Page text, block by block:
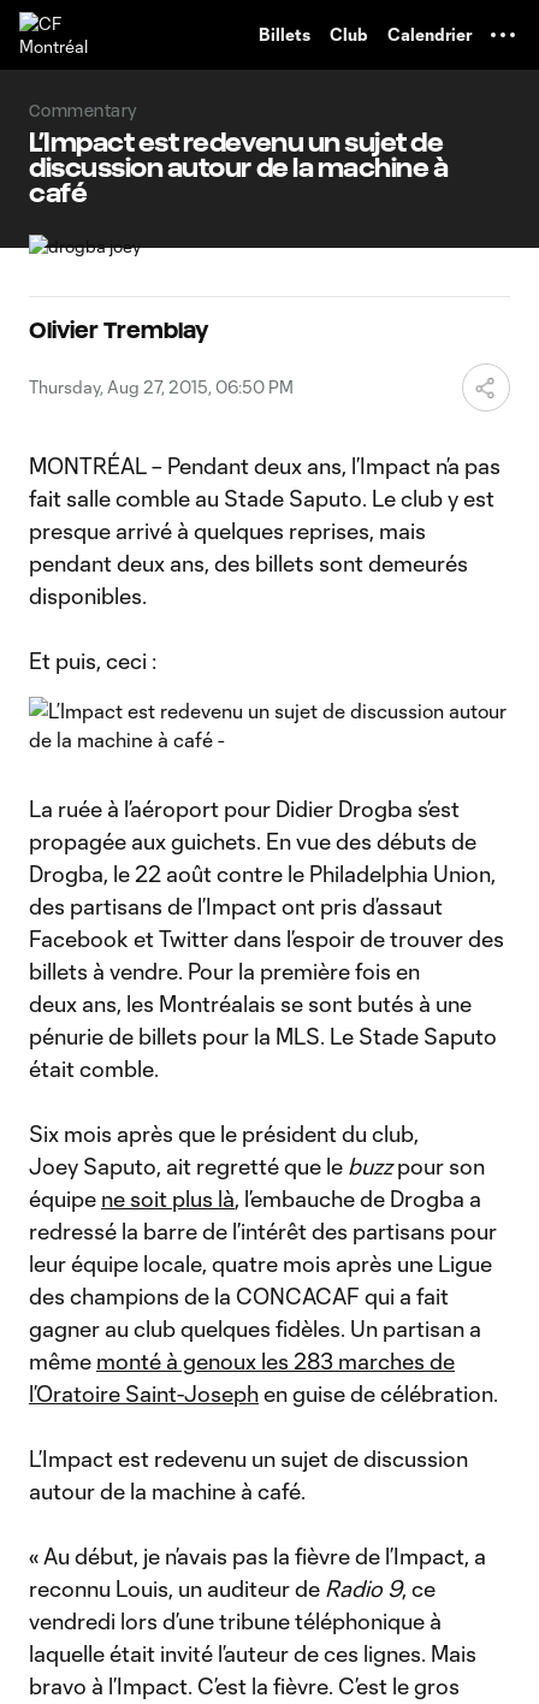
Billets Club Calendrier
Commentary
L’Impact est redevenu un sujet de
discussion autour de la machine à
café
Olivier Tremblay
Thursday, Aug 27, 2015, 06:50 PM
MONTRÉAL – Pendant deux ans, l’Impact n’a pas
fait salle comble au Stade Saputo. Le club y est
presque arrivé à quelques reprises, mais
pendant deux ans, des billets sont demeurés
disponibles.
Et puis, ceci :
La ruée à l’aéroport pour Didier Drogba s’est
propagée aux guichets. En vue des débuts de
Drogba, le 22 août contre le Philadelphia Union,
des partisans de l’Impact ont pris d’assaut
Facebook et Twitter dans l’espoir de trouver des
billets à vendre. Pour la première fois en
deux ans, les Montréalais se sont butés à une
pénurie de billets pour la MLS. Le Stade Saputo
était comble.
Six mois après que le président du club,
Joey Saputo, ait regretté que le buzzpour son
équipe ne soit plus là, l’embauche de Drogba a
redressé la barre de l’intérêt des partisans pour
leur équipe locale, quatre mois après une Ligue
des champions de la CONCACAF qui a fait
gagner au club quelques fidèles. Un partisan a
même monté à genoux les 283 marches de
l’Oratoire Saint-Josephen guise de célébration.
L’Impact est redevenu un sujet de discussion
autour de la machine à café.
« Au début, je n’avais pas la fièvre de l’Impact, a
reconnu Louis, un auditeur de Radio 9, ce
vendredi lors d’une tribune téléphonique à
laquelle était invité l’auteur de ces lignes. Mais
bravo à l’Impact. C’est la fièvre. C’est le gros